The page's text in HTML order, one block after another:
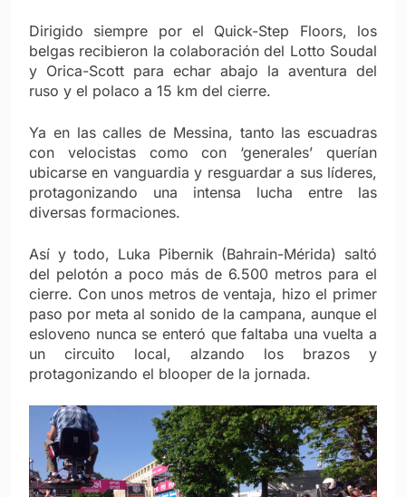
Dirigido siempre por el Quick-Step Floors, los
belgas recibieron la colaboración del Lotto Soudal
y Orica-Scott para echar abajo la aventura del
ruso y el polaco a 15 km del cierre.
Ya en las calles de Messina, tanto las escuadras
con velocistas como con ‘generales’ querían
ubicarse en vanguardia y resguardar a sus líderes,
protagonizando una intensa lucha entre las
diversas formaciones.
Así y todo, Luka Pibernik (Bahrain-Mérida) saltó
del pelotón a poco más de 6.500 metros para el
cierre. Con unos metros de ventaja, hizo el primer
paso por meta al sonido de la campana, aunque el
esloveno nunca se enteró que faltaba una vuelta a
un circuito local, alzando los brazos y
protagonizando el blooper de la jornada.